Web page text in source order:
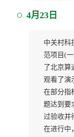
4月23日
中关村科
范项目(
了北京
观看了演
在部分指
题达到要
过验收并
在进行中